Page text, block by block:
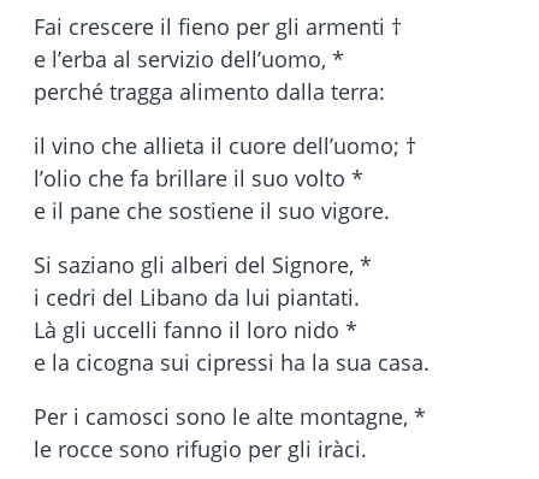
Fai crescere il fieno per gli armenti †
e l’erba al servizio dell’uomo, *
perché tragga alimento dalla terra:
il vino che allieta il cuore dell’uomo; †
l’olio che fa brillare il suo volto *
e il pane che sostiene il suo vigore.
Si saziano gli alberi del Signore, *
i cedri del Libano da lui piantati.
Là gli uccelli fanno il loro nido *
e la cicogna sui cipressi ha la sua casa.
Per i camosci sono le alte montagne, *
le rocce sono rifugio per gli iràci.